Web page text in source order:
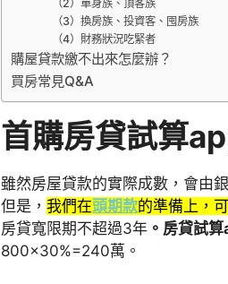
（2）單身族、頂客族
（3）換房族、投資客、囤房族
（4）財務狀況吃緊者
購屋貸款繳不出來怎麼辦？
買房常見Q&A
首購房貸試算
雖然房屋貸款的實際成數，會由
但是， 我們在頭期款的準備上，
房貸寬限期不超過3年 。 房貸試
800×30%=240萬。